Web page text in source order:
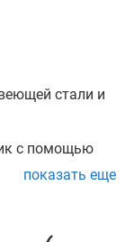
стали и
с помощью
показать еще